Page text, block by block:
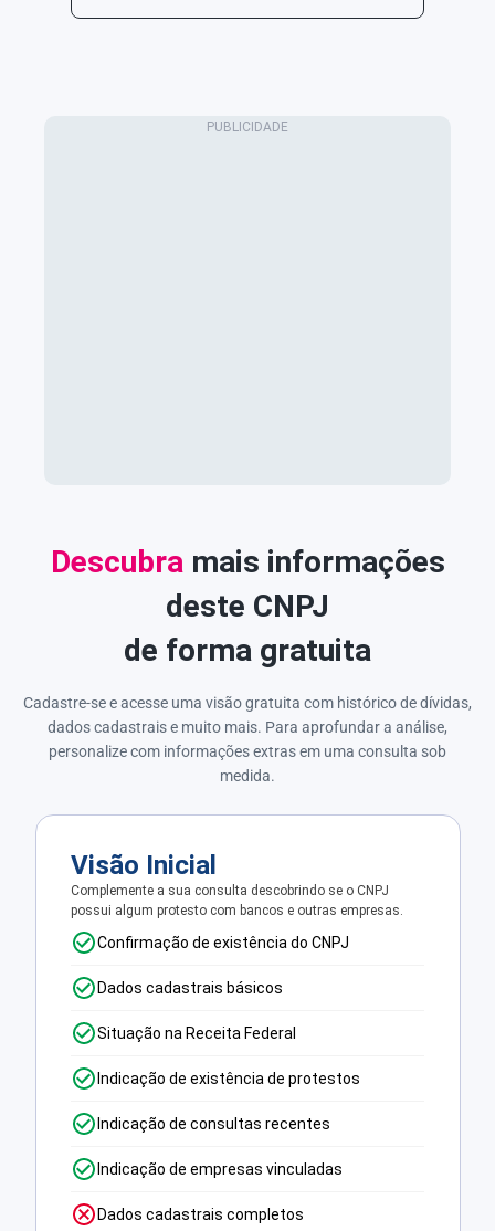
Descubra mais informações
deste CNPJ
de forma gratuita
Cadastre-se e acesse uma visão gratuita com histórico de dívidas,
dados cadastrais e muito mais. Para aprofundar a análise,
personalize com informações extras em uma consulta sob
medida.
Visão Inicial
Complemente a sua consulta descobrindo se o CNPJ
possui algum protesto com bancos e outras empresas.
Confirmação de existência do CNPJ
Dados cadastrais básicos
Situação na Receita Federal
Indicação de existência de protestos
Indicação de consultas recentes
Indicação de empresas vinculadas
Dados cadastrais completos